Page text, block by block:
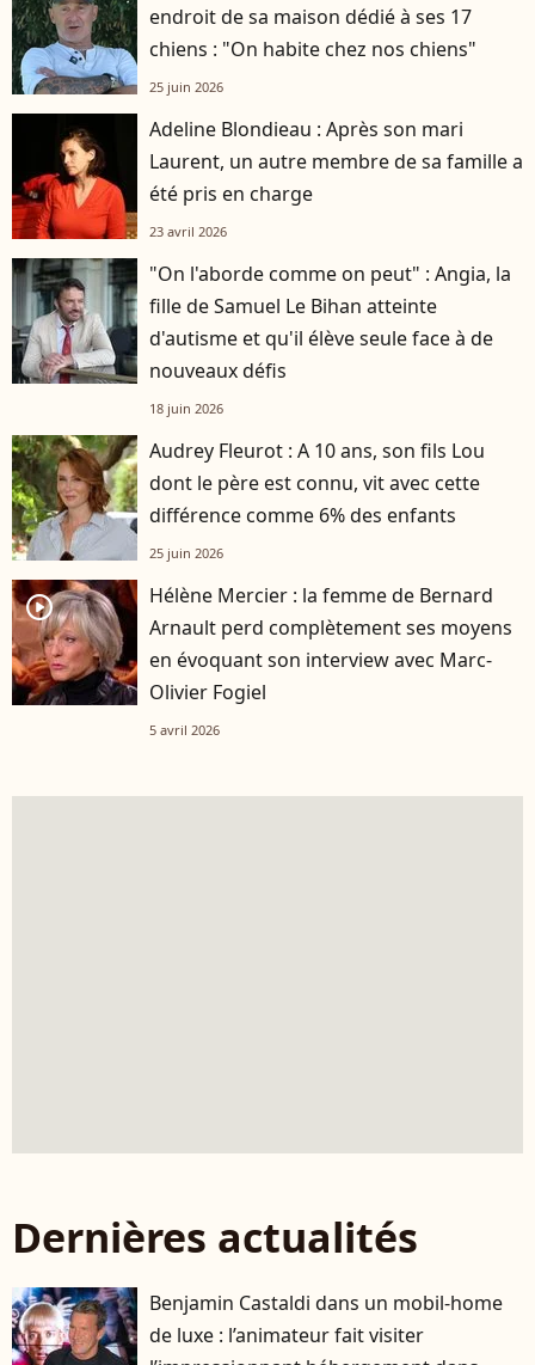
endroit de sa maison dédié à ses 17
chiens : "On habite chez nos chiens"
25 juin 2026
Adeline Blondieau : Après son mari
Laurent, un autre membre de sa famille a
été pris en charge
23 avril 2026
"On l'aborde comme on peut" : Angia, la
fille de Samuel Le Bihan atteinte
d'autisme et qu'il élève seule face à de
nouveaux défis
18 juin 2026
Audrey Fleurot : A 10 ans, son fils Lou
dont le père est connu, vit avec cette
différence comme 6% des enfants
25 juin 2026
player2
Hélène Mercier : la femme de Bernard
Arnault perd complètement ses moyens
en évoquant son interview avec Marc-
Olivier Fogiel
5 avril 2026
Dernières actualités
Benjamin Castaldi dans un mobil-home
de luxe : l’animateur fait visiter